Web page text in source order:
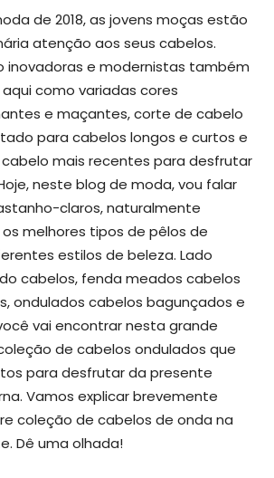
de 2018, as jovens moças estão
atenção aos seus cabelos.
inovadoras e modernistas também
como variadas cores
e maçantes, corte de cabelo
para cabelos longos e curtos e
mais recentes para desfrutar
neste blog de moda, vou falar
claros, naturalmente
melhores tipos de pêlos de
estilos de beleza. Lado
cabelos, fenda meados cabelos
ondulados cabelos bagunçados e
vai encontrar nesta grande
de cabelos ondulados que
para desfrutar da presente
Vamos explicar brevemente
coleção de cabelos de onda na
Dê uma olhada!